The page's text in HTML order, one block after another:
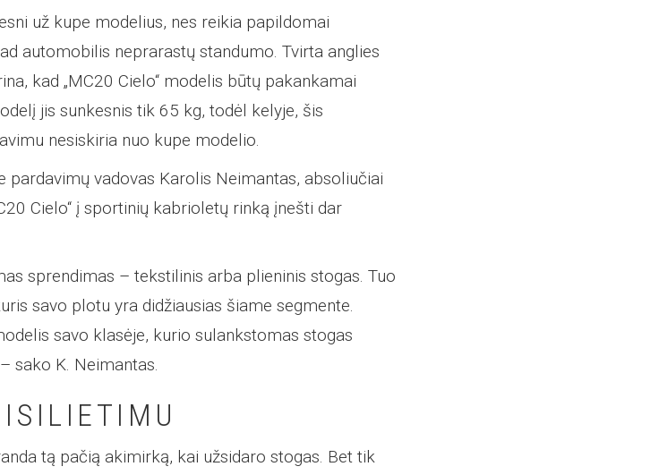
už kupe modelius, nes reikia papildomai
automobilis neprarastų standumo. Tvirta anglies
kad „MC20 Cielo“ modelis būtų pakankamai
jis sunkesnis tik 65 kg, todėl kelyje, šis
nesiskiria nuo kupe modelio.
pardavimų vadovas Karolis Neimantas, absoliučiai
Cielo“ į sportinių kabrioletų rinką įnešti dar
sprendimas – tekstilinis arba plieninis stogas. Tuo
savo plotu yra didžiausias šiame segmente.
savo klasėje, kurio sulankstomas stogas
sako K. Neimantas.
tą pačią akimirką, kai užsidaro stogas. Bet tik